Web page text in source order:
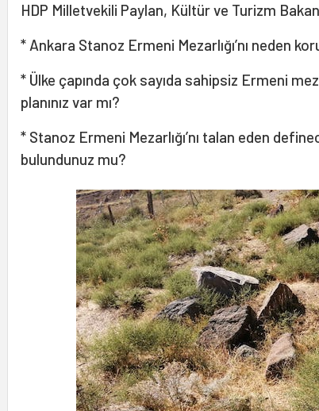
HDP Milletvekili Paylan, Kültür ve Turizm
* Ankara Stanoz Ermeni Mezarlığı’nı neden
* Ülke çapında çok sayıda sahipsiz Ermeni
planınız var mı?
* Stanoz Ermeni Mezarlığı’nı talan eden
bulundunuz mu?